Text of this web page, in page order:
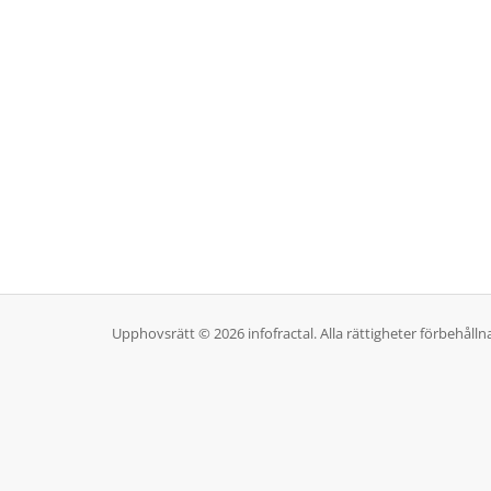
Upphovsrätt © 2026 infofractal. Alla rättigheter